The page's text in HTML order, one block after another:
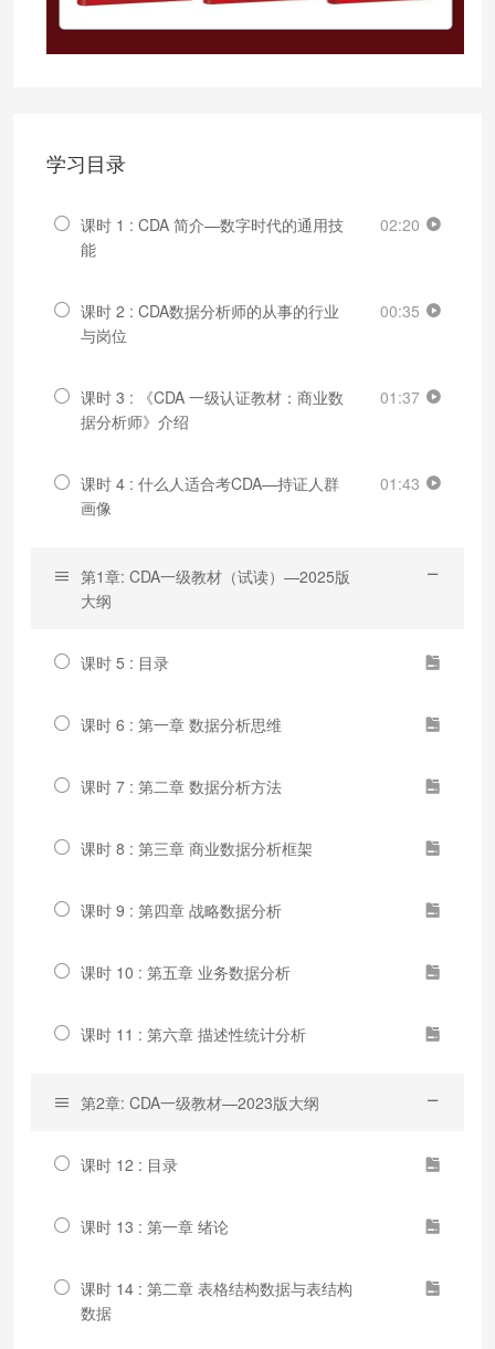
学习目录
课时 1 : CDA 简介—数字时代的通用技
能
02:20
课时 2 : CDA数据分析师的从事的行业
与岗位
00:35
课时 3 : 《CDA 一级认证教材：商业数
据分析师》介绍
01:37
课时 4 : 什么人适合考CDA—持证人群
画像
01:43
第1章: CDA一级教材（试读）—2025版
大纲
课时 5 : 目录
课时 6 : 第一章 数据分析思维
课时 7 : 第二章 数据分析方法
课时 8 : 第三章 商业数据分析框架
课时 9 : 第四章 战略数据分析
课时 10 : 第五章 业务数据分析
课时 11 : 第六章 描述性统计分析
第2章: CDA一级教材—2023版大纲
课时 12 : 目录
课时 13 : 第一章 绪论
课时 14 : 第二章 表格结构数据与表结构
数据